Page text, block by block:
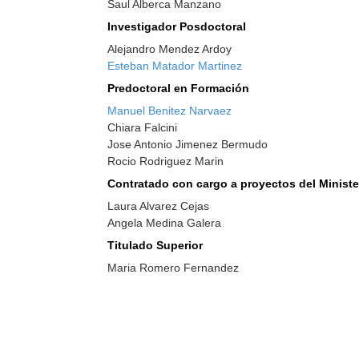
Saul Alberca Manzano
Investigador Posdoctoral
Alejandro Mendez Ardoy
Esteban Matador Martinez
Predoctoral en Formación
Manuel Benitez Narvaez
Chiara Falcini
Jose Antonio Jimenez Bermudo
Rocio Rodriguez Marin
Contratado con cargo a proyectos del
Laura Alvarez Cejas
Angela Medina Galera
Titulado Superior
Maria Romero Fernandez